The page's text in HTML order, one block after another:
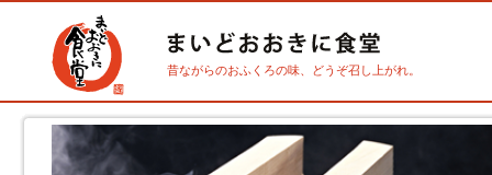
昔ながらのおふくろの味、どうぞ召し上がれ。